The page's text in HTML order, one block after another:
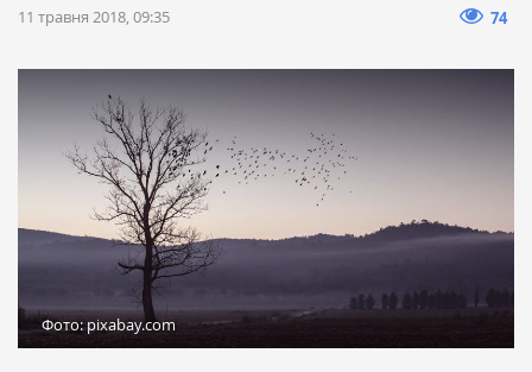
11 травня 2018, 09:35 74
Фото: pixabay.com